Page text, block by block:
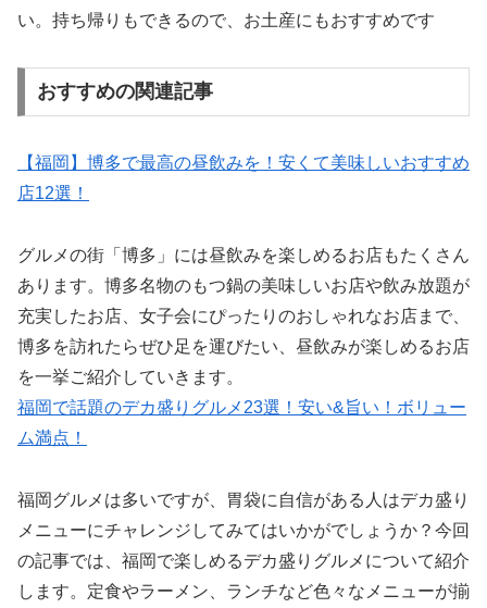
い。持ち帰りもできるので、お土産にもおすすめです
おすすめの関連記事
【福岡】博多で最高の昼飲みを！安くて美味しいおすすめ
店12選！
グルメの街「博多」には昼飲みを楽しめるお店もたくさん
あります。博多名物のもつ鍋の美味しいお店や飲み放題が
充実したお店、女子会にぴったりのおしゃれなお店まで、
博多を訪れたらぜひ足を運びたい、昼飲みが楽しめるお店
を一挙ご紹介していきます。
福岡で話題のデカ盛りグルメ23選！安い&旨い！ボリュー
ム満点！
福岡グルメは多いですが、胃袋に自信がある人はデカ盛り
メニューにチャレンジしてみてはいかがでしょうか？今回
の記事では、福岡で楽しめるデカ盛りグルメについて紹介
します。定食やラーメン、ランチなど色々なメニューが揃